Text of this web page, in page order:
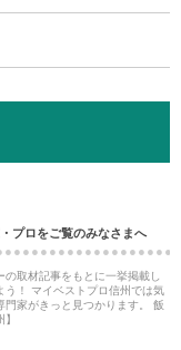
プロをご覧のみなさまへ
取材記事をもとに一挙掲載し
う！ マイベストプロ信州では気
門家がきっと見つかります。 飯